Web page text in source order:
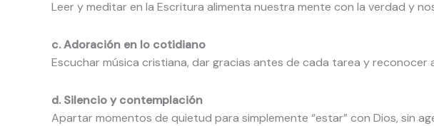
Leer y meditar en la Escritura alimenta nuestra mente con la verdad y
c. Adoración en lo cotidiano
Escuchar música cristiana, dar gracias antes de cada tarea y
d. Silencio y contemplación
Apartar momentos de quietud para simplemente “estar” con Dios, sin